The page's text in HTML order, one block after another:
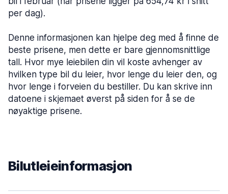
per dag).
Denne informasjonen kan hjelpe deg med å finne de
beste prisene, men dette er bare gjennomsnittlige
tall. Hvor mye leiebilen din vil koste avhenger av
hvilken type bil du leier, hvor lenge du leier den, og
hvor lenge i forveien du bestiller. Du kan skrive inn
datoene i skjemaet øverst på siden for å se de
nøyaktige prisene.
Bilutleieinformasjon